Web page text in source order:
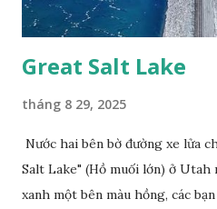
Great Salt Lake
tháng 8 29, 2025
Nước hai bên bờ đường xe lửa
Salt Lake" (Hồ muối lớn) ở Utah
xanh một bên màu hồng, các